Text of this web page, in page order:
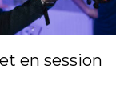
en session